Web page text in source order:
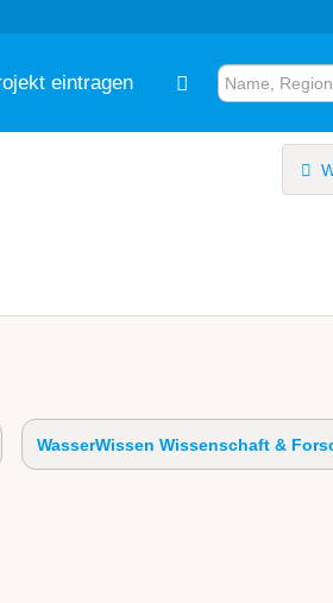
eintragen
WasserWissen Wissenschaft &